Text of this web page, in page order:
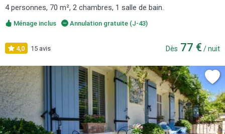
4 personnes, 70 m², 2 chambres, 1 salle de bain.
Ménage inclus Annulation gratuite (J-43)
4,0 15 avis Dès 77 € / nuit